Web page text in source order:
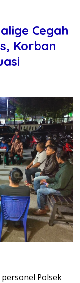
Cegah
Korban
Polsek